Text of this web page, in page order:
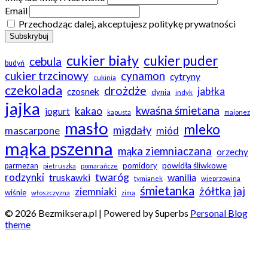
Email
Przechodząc dalej, akceptujesz politykę prywatności
budyń cebula cukier biały cukier puder
cukier trzcinowy cukinia cynamon cytryny
czekolada czosnek drożdże dynia indyk jabłka
jajka jogurt kakao kapusta kwaśna śmietana majonez
mascarpone masło migdały miód mleko
mąka pszenna mąka ziemniaczana orzechy
parmezan pietruszka pomarańcze pomidory powidła śliwkowe
rodzynki truskawki twaróg tymianek wanilia wieprzowina
wiśnie włoszczyzna ziemniaki zima śmietanka żółtka jaj
© 2026 Bezmiksera.pl | Powered by Superbs Personal Blog
theme